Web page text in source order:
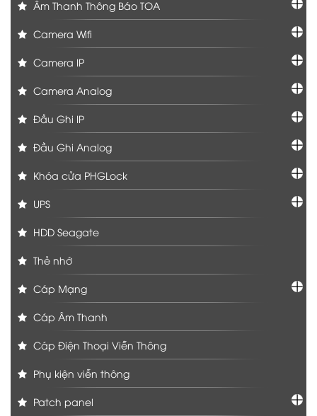
Âm Thanh Thông Báo TOA
Camera Wifi
Camera IP
Camera Analog
Đầu Ghi IP
Đầu Ghi Analog
Khóa cửa PHGLock
UPS
HDD Seagate
Thẻ nhớ
Cáp Mạng
Cáp Âm Thanh
Cáp Điện Thoại Viễn Thông
Phụ kiện viễn thông
Patch panel